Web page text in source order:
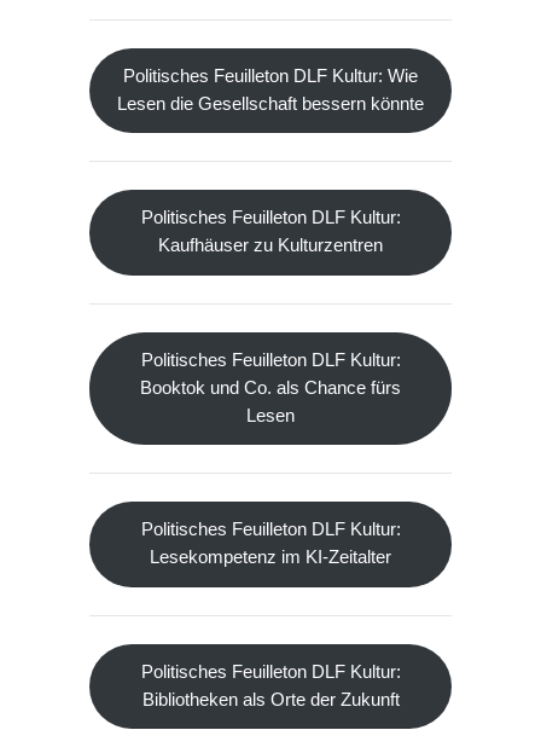
Politisches Feuilleton DLF Kultur: Wie
Lesen die Gesellschaft bessern könnte
Politisches Feuilleton DLF Kultur:
Kaufhäuser zu Kulturzentren
Politisches Feuilleton DLF Kultur:
Booktok und Co. als Chance fürs
Lesen
Politisches Feuilleton DLF Kultur:
Lesekompetenz im KI-Zeitalter
Politisches Feuilleton DLF Kultur:
Bibliotheken als Orte der Zukunft